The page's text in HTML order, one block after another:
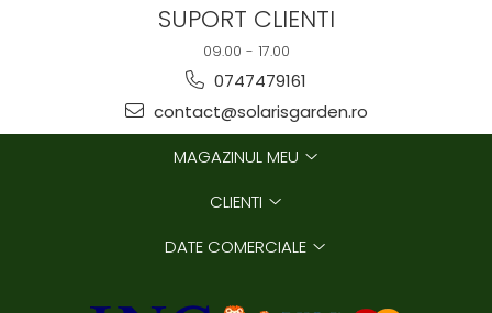
SUPORT CLIENTI
09.00 - 17.00
0747479161
contact@solarisgarden.ro
MAGAZINUL MEU
CLIENTI
DATE COMERCIALE